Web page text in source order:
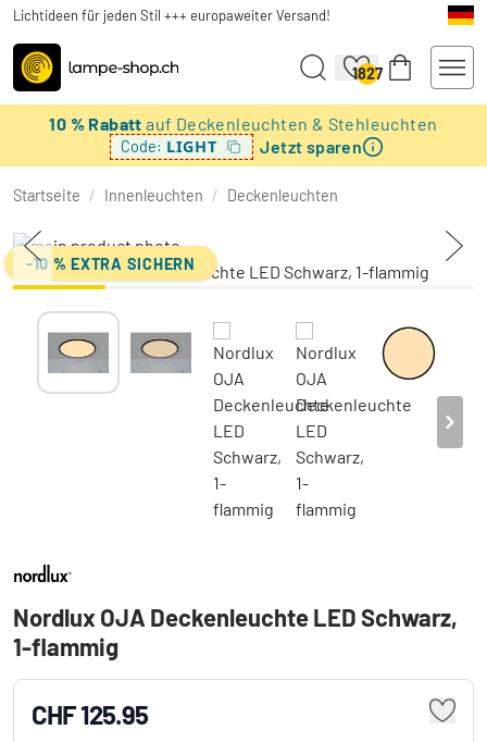
Lichtideen für jeden Stil +++ europaweiter Versand!
1827
10 % Rabattauf Deckenleuchten & Stehleuchten
Code: LIGHT Jetzt sparen
Startseite / Innenleuchten / Deckenleuchten
-10 % EXTRA SICHERN
Nordlux OJA Deckenleuchte LED Schwarz,
1-flammig
CHF 125.95